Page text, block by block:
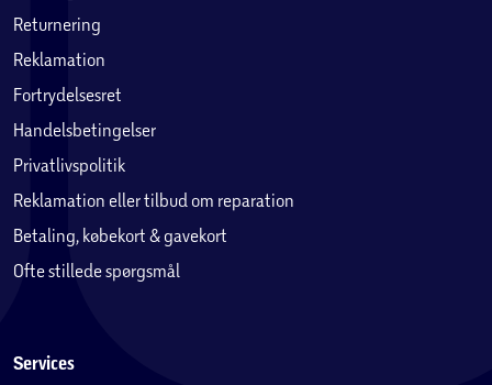
Returnering
Reklamation
Fortrydelsesret
Handelsbetingelser
Privatlivspolitik
Reklamation eller tilbud om reparation
Betaling, købekort & gavekort
Ofte stillede spørgsmål
Services